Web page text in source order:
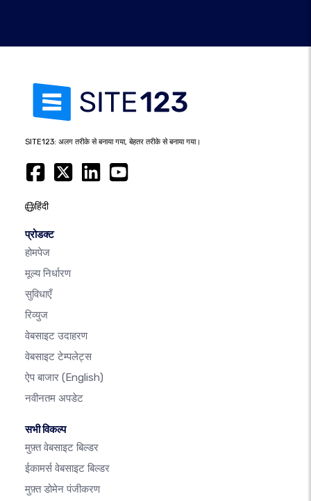
SITE123: अलग तरीके से बनाया गया, बेहतर तरीके से बनाया गया।
हिंदी
प्रोडक्ट
होमपेज
मूल्य निर्धारण
सुविधाएँ
रिव्युज
वेबसाइट उदाहरण
वेबसाइट टेम्पलेट्स
ऐप बाजार (English)
नवीनतम अपडेट
सभी विकल्प
मुफ़्त वेबसाइट बिल्डर
ईकामर्स वेबसाइट बिल्डर
मुफ़्त डोमेन पंजीकरण